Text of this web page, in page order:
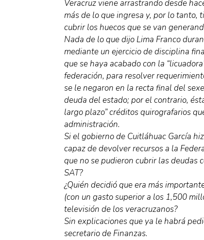
Veracruz viene arrastrando desde
más de lo que ingresa y, por lo tanto,
cubrir los huecos que se van
Nada de lo que dijo Lima Franco
mediante un ejercicio de disciplina
que se haya acabado con la
federación, para resolver
se le negaron en la recta final del
deuda del estado; por el contrario,
largo plazo” créditos quirografarios
administración.
Si el gobierno de Cuitláhuac García
capaz de devolver recursos a la
que no se pudieron cubrir las deudas
SAT?
¿Quién decidió que era más
(con un gasto superior a los 1,500
televisión de los veracruzanos?
Sin explicaciones que ya le habrá
secretario de Finanzas.